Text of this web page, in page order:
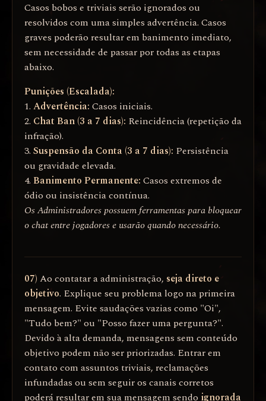
Casos bobos e triviais serão ignorados ou
resolvidos com uma simples advertência. Casos
graves poderão resultar em banimento imediato,
sem necessidade de passar por todas as etapas
abaixo.
Punições (Escalada):
1. Advertência: Casos iniciais.
2. Chat Ban (3 a 7 dias): Reincidência (repetição da
infração).
3. Suspensão da Conta (3 a 7 dias): Persistência
ou gravidade elevada.
4. Banimento Permanente: Casos extremos de
ódio ou insistência contínua.
Os Administradores possuem ferramentas para bloquear
o chat entre jogadores e usarão quando necessário.
07) Ao contatar a administração, seja direto e
objetivo. Explique seu problema logo na primeira
mensagem. Evite saudações vazias como "Oi",
"Tudo bem?" ou "Posso fazer uma pergunta?".
Devido à alta demanda, mensagens sem conteúdo
objetivo podem não ser priorizadas. Entrar em
contato com assuntos triviais, reclamações
infundadas ou sem seguir os canais corretos
poderá resultar em sua mensagem sendo ignorada